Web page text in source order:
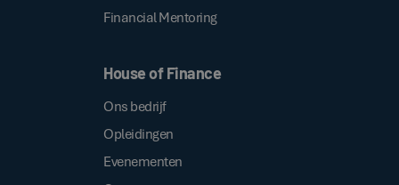
Financial Mentoring
House of Finance
Ons bedrijf
Opleidingen
Evenementen